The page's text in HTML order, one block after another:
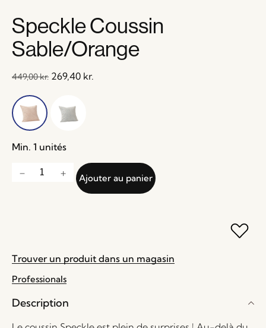
Speckle Coussin
Sable/Orange
449,00kr. 269,40 kr.
Min. 1 unités
Ajouter au panier
Trouver un produit dans un magasin
Professionals
Description